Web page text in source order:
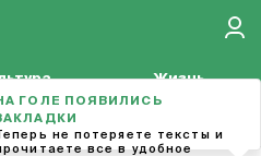
Жизнь
Футбол
ГОЛЕ ПОЯВИЛИСЬ
не потеряете тексты и
все в удобное